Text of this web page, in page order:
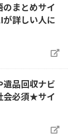
のまとめサイ
詳しい人に
遺品回収ナビ
必須★サイ